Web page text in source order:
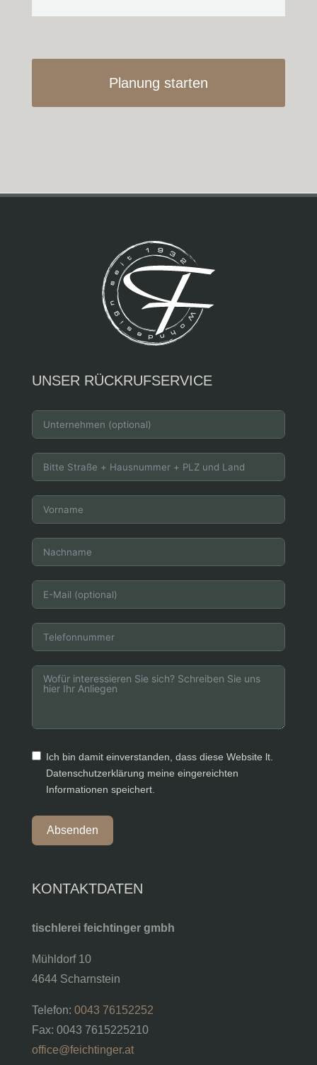
Planung starten
UNSER RÜCKRUFSERVICE
Ich bin damit einverstanden, dass diese Website lt.
Datenschutzerklärung meine eingereichten
Informationen speichert.
Absenden
KONTAKTDATEN
tischlerei feichtinger gmbh
Mühldorf 10
4644 Scharnstein
Telefon: 0043 76152252
Fax: 0043 7615225210
office@feichtinger.at